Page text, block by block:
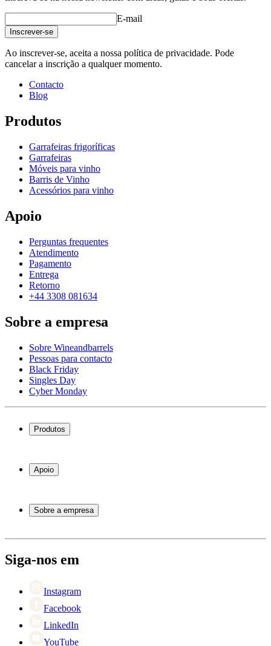
E-mail
Inscrever-se
Ao inscrever-se, aceita a nossa política de privacidade. Pode
cancelar a inscrição a qualquer momento.
Contacto
Blog
Produtos
Garrafeiras frigoríficas
Garrafeiras
Móveis para vinho
Barris de Vinho
Acessórios para vinho
Apoio
Perguntas frequentes
Atendimento
Pagamento
Entrega
Retorno
+44 3308 081634
Sobre a empresa
Sobre Wineandbarrels
Pessoas para contacto
Black Friday
Singles Day
Cyber Monday
Produtos
Garrafeiras
Móveis para vinho
Apoio
Atendimento
Pagamento
Retorno
Sobre a empresa
Black Friday
Singles Day
Siga-nos em
Instagram
Facebook
LinkedIn
YouTube